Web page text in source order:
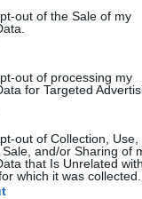
out of the Sale of my
out of processing my
for Targeted
out of Collection, Use,
and/or Sharing of
that Is Unrelated
which it was collected.